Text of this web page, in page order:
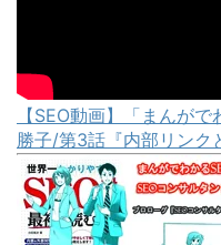
【SEO動画】「まんが
勝子/第3話『内部リンク